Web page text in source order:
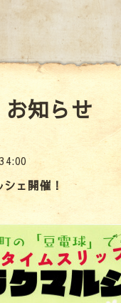
お知らせ
ェ開催！